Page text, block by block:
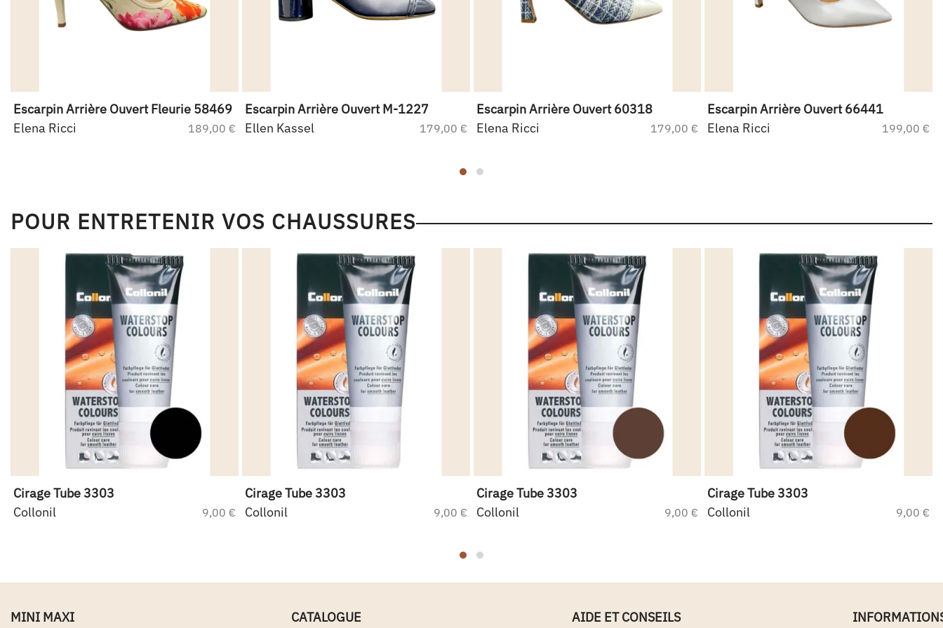
Escarpin Arrière Ouvert Fleurie 58469
Elena Ricci
189,00 €
Escarpin Arrière Ouvert M-1227
Ellen Kassel
179,00 €
Escarpin Arrière Ouvert 60318
Elena Ricci
179,00 €
Escarpin Arrière Ouvert 66441
Elena Ricci
199,00 €
POUR ENTRETENIR VOS CHAUSSURES
Cirage Tube 3303
Collonil
9,00 €
Cirage Tube 3303
Collonil
9,00 €
Cirage Tube 3303
Collonil
9,00 €
Cirage Tube 3303
Collonil
9,00 €
MINI MAXI CATALOGUE AIDE ET CONSEILS